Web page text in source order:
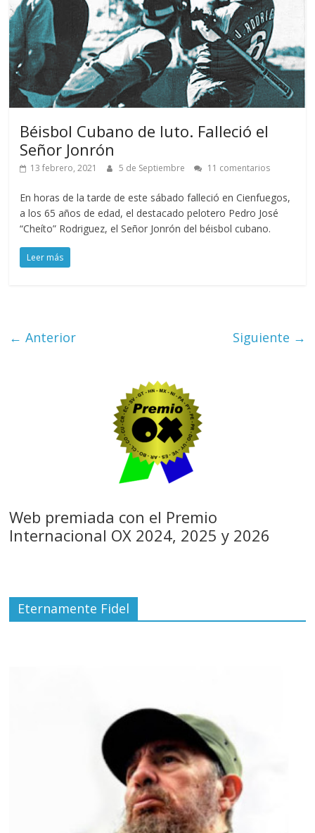
Béisbol Cubano de luto. Falleció el
Señor Jonrón
13 febrero, 2021 5 de Septiembre 11 comentarios
En horas de la tarde de este sábado falleció en Cienfuegos,
a los 65 años de edad, el destacado pelotero Pedro José
“Cheíto” Rodriguez, el Señor Jonrón del béisbol cubano.
Leer más
← Anterior Siguiente →
Web premiada con el Premio
Internacional OX 2024, 2025 y 2026
Eternamente Fidel